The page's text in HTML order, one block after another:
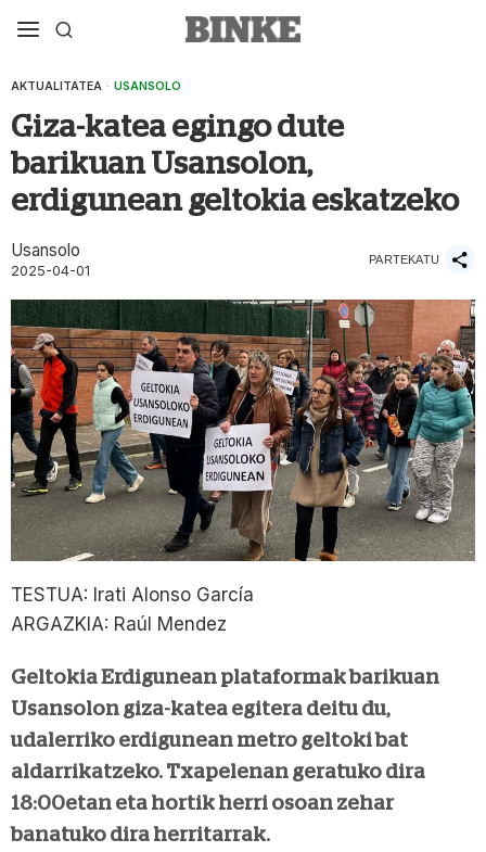
AKTUALITATEA · USANSOLO
Giza-katea egingo dute
barikuan Usansolon,
erdigunean geltokia eskatzeko
Usansolo
2025-04-01
PARTEKATU
TESTUA: Irati Alonso García
ARGAZKIA: Raúl Mendez
Geltokia Erdigunean plataformak barikuan
Usansolon giza-katea egitera deitu du,
udalerriko erdigunean metro geltoki bat
aldarrikatzeko. Txapelenan geratuko dira
18:00etan eta hortik herri osoan zehar
banatuko dira herritarrak.